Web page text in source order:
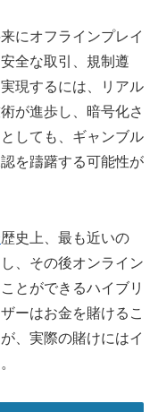
にオフラインプレイ
全な取引、規制遵
現するには、リアル
が進歩し、暗号化さ
しても、ギャンブル
を躊躇する可能性が
歴史上、最も近いの
、その後オンライン
とができるハイブリ
ーはお金を賭けるこ
、実際の賭けにはイ